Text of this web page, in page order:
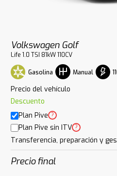
Volkswagen Golf
Life 1.0 TSI 81kW 110CV
Gasolina Manual
Precio del vehículo
Descuento
Plan Pive ?
Plan Pive sin ITV ?
Transferencia, preparación y
Precio final